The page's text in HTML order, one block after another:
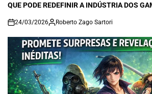
QUE PODE REDEFINIR A INDÚSTRIA DOS
on
24/03/2026 Roberto Zago Sartori